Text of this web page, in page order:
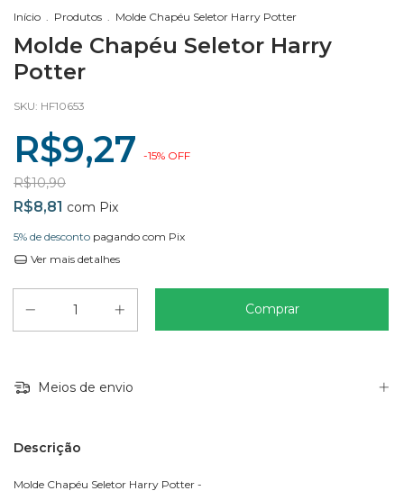
Início . Produtos . Molde Chapéu Seletor Harry Potter
Molde Chapéu Seletor Harry
Potter
SKU: HF10653
R$9,27 -15% OFF
R$10,90
R$8,81 com Pix
5% de desconto pagando com Pix
Ver mais detalhes
Meios de envio
Descrição
Molde Chapéu Seletor Harry Potter -